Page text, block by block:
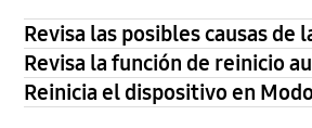
Revisa las posibles causas de
Revisa la función de reinicio
Reinicia el dispositivo en